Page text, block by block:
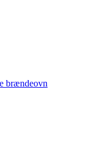
brændeovn